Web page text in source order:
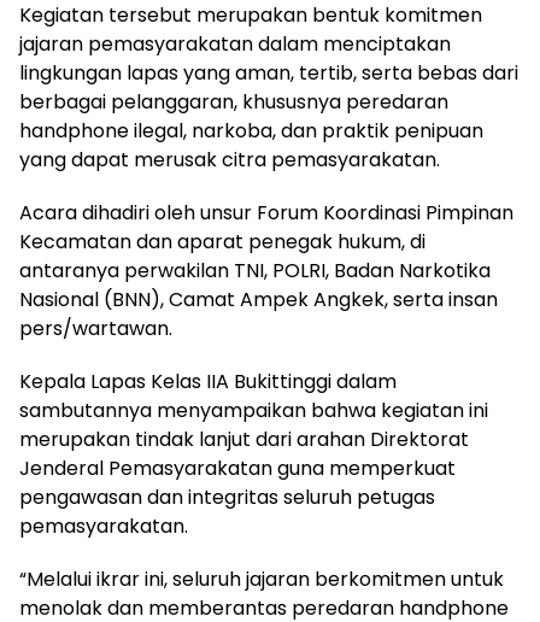
Kegiatan tersebut merupakan bentuk komitmen
jajaran pemasyarakatan dalam menciptakan
lingkungan lapas yang aman, tertib, serta bebas dari
berbagai pelanggaran, khususnya peredaran
handphone ilegal, narkoba, dan praktik penipuan
yang dapat merusak citra pemasyarakatan.
Acara dihadiri oleh unsur Forum Koordinasi Pimpinan
Kecamatan dan aparat penegak hukum, di
antaranya perwakilan TNI, POLRI, Badan Narkotika
Nasional (BNN), Camat Ampek Angkek, serta insan
pers/wartawan.
Kepala Lapas Kelas IIA Bukittinggi dalam
sambutannya menyampaikan bahwa kegiatan ini
merupakan tindak lanjut dari arahan Direktorat
Jenderal Pemasyarakatan guna memperkuat
pengawasan dan integritas seluruh petugas
pemasyarakatan.
“Melalui ikrar ini, seluruh jajaran berkomitmen untuk
menolak dan memberantas peredaran handphone